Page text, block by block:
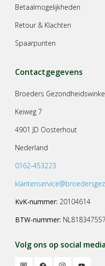
Betaalmogelijkheden
Retour & Klachten
Spaarpunten
Contactgegevens
Broeders
Keiweg 7
4901 JD Oosterhout
Nederland
0162-453223
KvK-nummer: 20104614
BTW-nummer:
Volg ons op social media